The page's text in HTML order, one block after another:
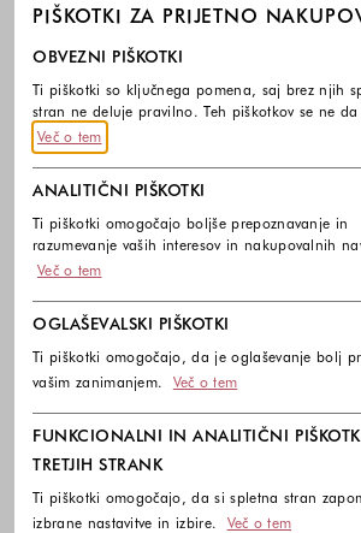
DIDRIKSONS
Laken unisex pletena kapa
40,00 €
Barve na voljo
PIŠKOTKI ZA PRIJETNO
Izberite, katere skupine piškotkov
OBVEZNI PIŠKOTKI
Ti piškotki so ključnega pomena, saj brez njih
stran ne deluje pravilno. Teh piškotkov se ne
Več o tem
ANALITIČNI PIŠKOTKI
Ti piškotki omogočajo boljše prepoznavanje in
razumevanje vaših interesov in nakupovalnih
Več o tem
OGLAŠEVALSKI PIŠKOTKI
Ti piškotki omogočajo, da je oglaševanje bolj
vašim zanimanjem.
Več o tem
FUNKCIONALNI IN ANALITIČNI
TRETJIH STRANK
Ti piškotki omogočajo, da si spletna stran
izbrane nastavitve in izbire.
Več o tem